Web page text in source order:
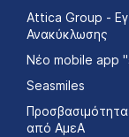
Attica Group -
Ανακύκλωσης
Νέο mobile app
Seasmiles
από ΑμεΑ